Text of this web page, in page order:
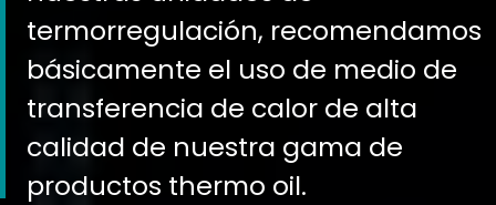
termorregulación, recomendamos
básicamente el uso de medio de
transferencia de calor de alta
calidad de nuestra gama de
productos thermo oil.